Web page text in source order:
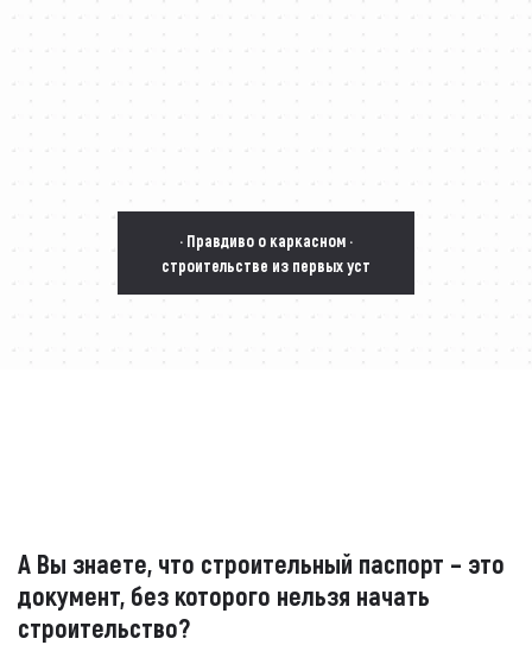
· Правдиво о каркасном ·
строительстве из первых уст
А Вы знаете, что строительный паспорт – это
документ, без которого нельзя начать
строительство?